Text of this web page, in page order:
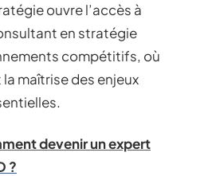
ouvre l’accès à
en stratégie
compétitifs, où
maîtrise des enjeux
devenir un expert
?